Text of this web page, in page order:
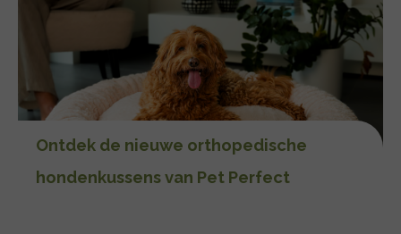
Ontdek de nieuwe orthopedische
hondenkussens van Pet Perfect